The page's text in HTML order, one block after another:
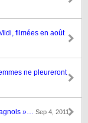
filmées en août
ne pleureront
»… Sep 4, 2011